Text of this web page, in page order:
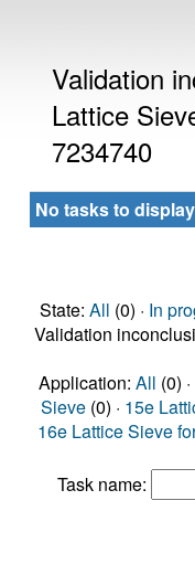
Validation
Lattice
7234740
No tasks to display
State: All (0) · In
Validation
Application: All (0)
Sieve (0) · 15e
16e Lattice Sieve
Task name: